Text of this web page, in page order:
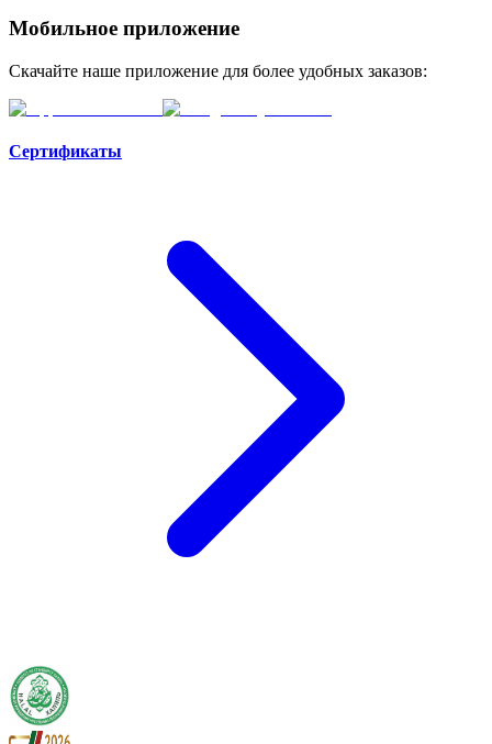
Мобильное приложение
Скачайте наше приложение для более удобных заказов:
Сертификаты